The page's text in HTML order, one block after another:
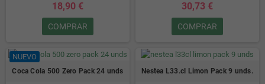
18,90 €
COMPRAR
30,73 €
COMPRAR
NUEVO
Coca Cola 500 Zero Pack 24 unds Nestea L33.cl Limon Pack 9 unds.